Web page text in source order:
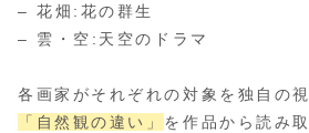
– 花畑:花の群生
– 雲・空:天空のドラマ
各画家がそれぞれの対象を独自の
「自然観の違い」 を作品から読み